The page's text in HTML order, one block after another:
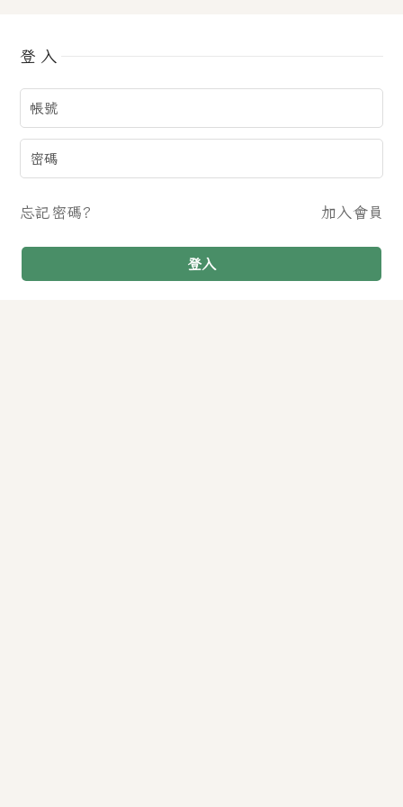
登入
忘記密碼? 加入會員